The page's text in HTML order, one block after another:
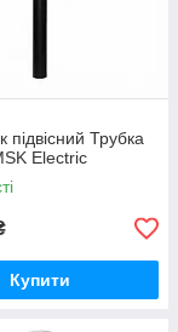
підвісний Трубка
Electric
Купити